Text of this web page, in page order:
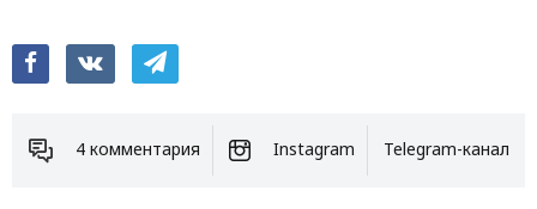
4 комментария Instagram Telegram-канал